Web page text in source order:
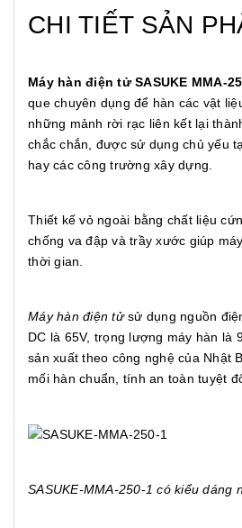
CHI TIẾT SẢN
Máy hàn điện tử SASUKE MMA-
que chuyên dụng để hàn các vật
những mảnh rời rạc liên kết lại
chắc chắn, được sử dụng chủ yếu
hay các công trường xây dựng.
Thiết kế vỏ ngoài bằng chất liệu
chống va đập và trầy xước giúp
thời gian.
Máy hàn điện tửsử dụng nguồn
DC là 65V, trọng lượng máy hàn là
sản xuất theo công nghệ của Nhật
mối hàn chuẩn, tính an toàn tuyệt
SASUKE-MMA-250-1 có kiểu dáng